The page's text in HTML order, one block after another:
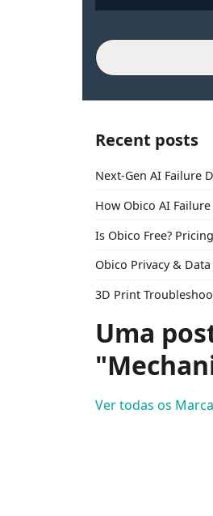
Recent posts
Next-Gen AI Failure
How Obico AI
Is Obico Free?
Obico Privacy &
3D Print
Uma
Ver todas os